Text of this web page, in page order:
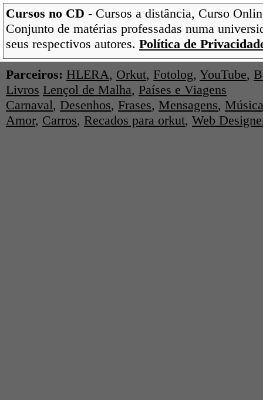
Cursos no CD - Cursos a distância, Curso
Conjunto de matérias professadas numa
seus respectivos autores. Política de
Parceiros: HLERA, Orkut, Fotolog, YouTube,
Livros Lençol de Malha, Países e Viagens
Carnaval, Desenhos, Frases, Mensagens,
Amor, Carros, Recados para orkut, Web